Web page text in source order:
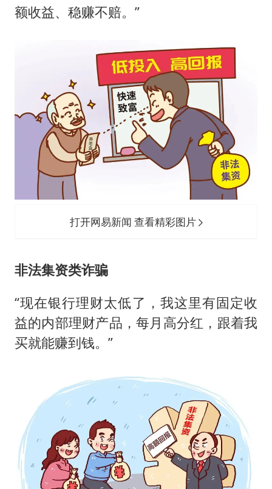
额收益、稳赚不赔。”
打开网易新闻 查看精彩图片
非法集资类诈骗
“现在银行理财太低了，我这里有固定收
益的内部理财产品，每月高分红，跟着我
买就能赚到钱。”